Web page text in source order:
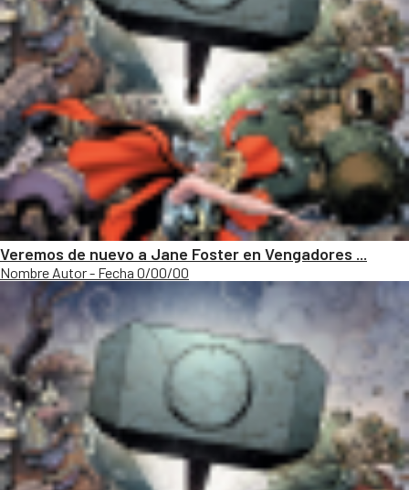
Veremos de nuevo a Jane Foster en Vengadores ...
Nombre Autor - Fecha 0/00/00